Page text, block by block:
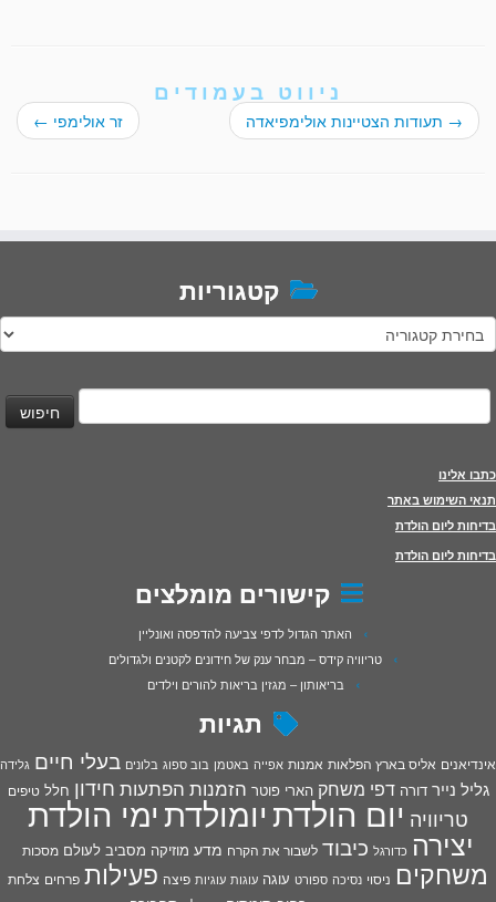
ניווט בעמודים
→ תעודות הצטיינות אולימפיאדה זר אולימפי ←
קטגוריות
קטגוריות
חיפוש:
כתבו אלינו
תנאי השימוש באתר
בדיחות ליום הולדת
בדיחות ליום הולדת
קישורים מומלצים
האתר הגדול לדפי צביעה להדפסה ואונליין
טריוויה קידס – מבחר ענק של חידונים לקטנים ולגדולים
בריאותון – מגזין בריאות להורים וילדים
תגיות
אינדיאנים אליס בארץ הפלאות אמנות אפייה באטמן בוב ספוג בלונים בעלי חיים גלידה
גליל נייר דורה דפי משחק הארי פוטר הזמנות הפתעות חידון חלל טיפים
טריוויה יום הולדתיומולדתימי הולדת
יצירה כדורגל כיבוד לשבור את הקרח מדע מוזיקה מסביב לעולם מסכות
משחקים ניסוי נסיכה ספורט עוגה עוגות עוגיות פיצה פעילות פרחים צלחת